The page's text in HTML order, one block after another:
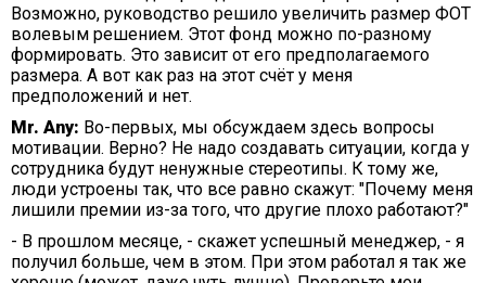
Возможно, руководство решило увеличить размер ФОТ
волевым решением. Этот фонд можно по-разному
формировать. Это зависит от его предполагаемого
размера. А вот как раз на этот счёт у меня
предположений и нет.
Mr. Any: Во-первых, мы обсуждаем здесь вопросы
мотивации. Верно? Не надо создавать ситуации, когда у
сотрудника будут ненужные стереотипы. К тому же,
люди устроены так, что все равно скажут: "Почему меня
лишили премии из-за того, что другие плохо работают?"
- В прошлом месяце, - скажет успешный менеджер, - я
получил больше, чем в этом. При этом работал я так же